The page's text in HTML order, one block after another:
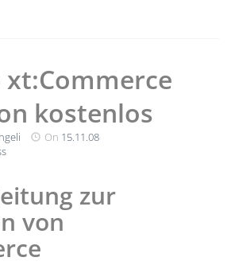
kostenlos
On 15.11.08
zur
von